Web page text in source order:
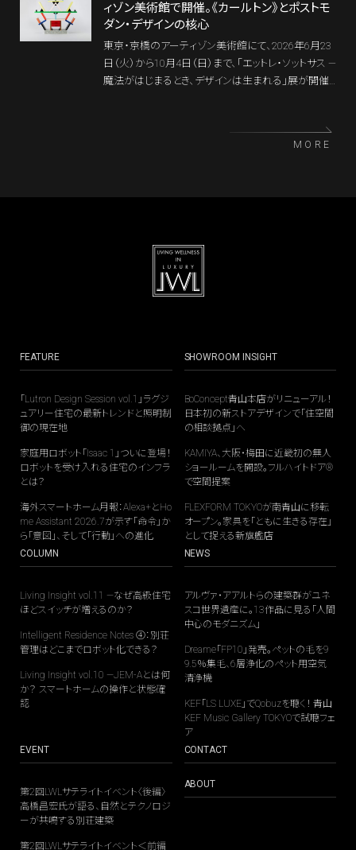
がかりに、東京都美術館が100年にわたり問い続けて
きた「生きる糧としてのアート」の意味を読み解く。
ィゾン美術館で開催。《カールトン》とポストモ
ダン・デザインの核心
東京・京橋のアーティゾン美術館にて、2026年6月23
日（火）から10月4日（日）まで、「エットレ・ソットサス —
魔法がはじまるとき、デザインは生まれる」展が開催
建築家／デザイナーである。オリベッティでのプロダ
クトデザイン、ポルトロノーヴァ社での家具、そして何
MORE
FEATURE
「Lutron Design Session vol.1」ラグジ
ュアリー住宅の最新トレンドと照明制
御の現在地
家庭用ロボット「Isaac 1」ついに登場！
ロボットを受け入れる住宅のインフラ
とは？
海外スマートホーム月報：Alexa+とHo
me Assistant 2026.7が示す「命令」か
ら「意図」、そして「行動」への進化
SHOWROOM INSIGHT
BoConcept青山本店がリニューアル！
日本初の新ストアデザインで「住空間
の相談拠点」へ
KAMIYA、大阪・梅田に近畿初の無人
ショールームを開設。フルハイトドア®
で空間提案
FLEXFORM TOKYOが南青山に移転
オープン。家具を「ともに生きる存在」
として捉える新旗艦店
COLUMN
Living Insight vol.11 —なぜ高級住宅
ほどスイッチが増えるのか？
Intelligent Residence Notes ④：別荘
管理はどこまでロボット化できる？
Living Insight vol.10 —JEM-Aとは何
か？ スマートホームの操作と状態確
認
NEWS
アルヴァ・アアルトらの建築群がユネ
スコ世界遺産に。13作品に見る「人間
中心のモダニズム」
Dreame「FP10」発売。ペットの毛を9
9.5％集毛、6層浄化のペット用空気
清浄機
KEF「LS LUXE」でQobuzを聴く！ 青山
KEF Music Gallery TOKYOで試聴フェ
ア
EVENT
第2回LWLサテライトイベント〈後編〉
高橋昌宏氏が語る、自然とテクノロジ
ーが共鳴する別荘建築
第2回LWLサテライトイベント＜前編
CONTACT
ABOUT